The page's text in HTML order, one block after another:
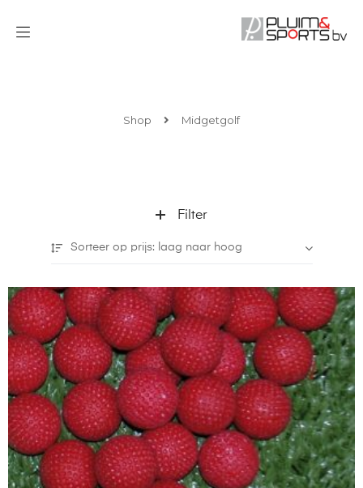
Shop Midgetgolf
Filter
Sorteer op prijs: laag naar hoog